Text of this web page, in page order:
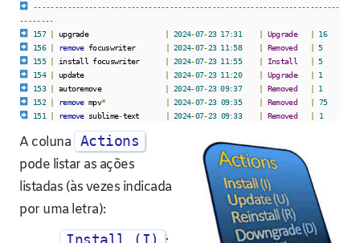
------------------------------------------------------------------------
--------
157 | upgrade | 2024-07-23 17:31 | Upgrade | 16
156 | remove focuswriter | 2024-07-23 11 :58 | Removed | 5
155 | install focuswriter | 2024-07-23 11 :55 | Install | 5
154 | update | 2024-07-23 11 :20 | Upgrade | 1
153 | autoremove | 2024-07-23 09:37 | Removed | 1
152 | remove mpv* | 2024-07-23 09:35 | Removed | 75
151
| remove sublime-text | 2024-07-23 09:33 | Removed | 1
A coluna Actions
pode listar as ações
listadas (às vezes indicada
por uma letra):
Install (I)